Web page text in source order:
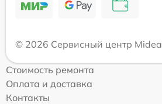
© 2026 Сервисный центр Midea
Стоимость ремонта
Оплата и доставка
Контакты